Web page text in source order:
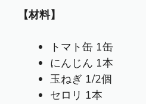
【材料】
トマト缶 1缶
にんじん 1本
玉ねぎ 1/2個
セロリ 1本